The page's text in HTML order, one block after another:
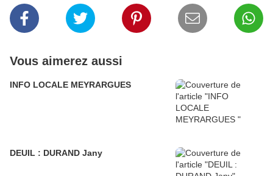
Vous aimerez aussi
INFO LOCALE MEYRARGUES
DEUIL : DURAND Jany